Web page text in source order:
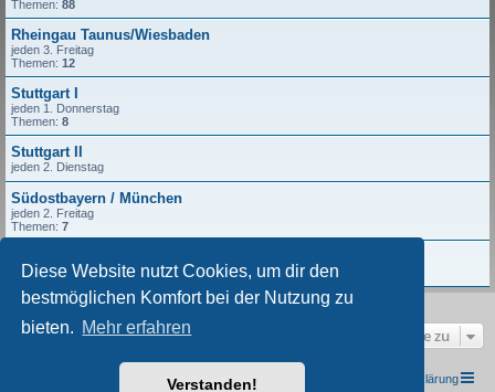
Diese Website nutzt Cookies, um dir den
bestmöglichen Komfort bei der Nutzung zu
bieten. Mehr erfahren
Verstanden!
Themen: 88
Rheingau Taunus/Wiesbaden
jeden 3. Freitag
Themen: 12
Stuttgart I
jeden 1. Donnerstag
Themen: 8
Stuttgart II
jeden 2. Dienstag
Südostbayern / München
jeden 2. Freitag
Themen: 7
jeden 2. Freitag
Gehe zu
TRIUMPH I.G. Südwest e.V. Foren-Übersicht Datenschutzerklärung